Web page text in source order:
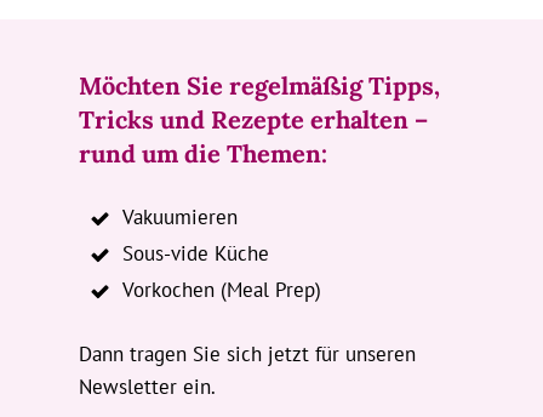
Möchten Sie regelmäßig Tipps,
Tricks und Rezepte erhalten –
rund um die Themen:
Vakuumieren
Sous-vide Küche
Vorkochen (Meal Prep)
Dann tragen Sie sich jetzt für unseren
Newsletter ein.